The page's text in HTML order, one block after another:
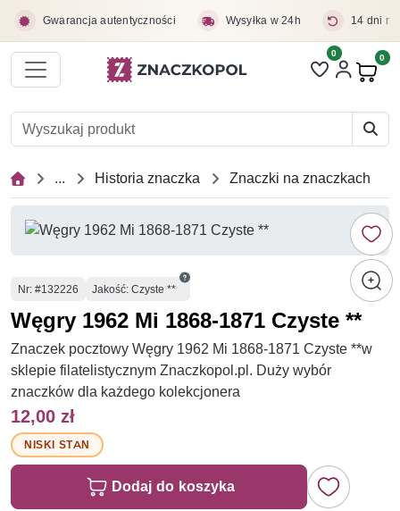
Gwarancja autentyczności Wysyłka w 24h 14 dni
Liczba pozycji
0 0
... Historia znaczka Znaczki na znaczkach
Numer
Nr: #132226 Jakość: Czyste **
Węgry 1962 Mi 1868-1871 Czyste **
Znaczek pocztowy Węgry 1962 Mi 1868-1871 Czyste **w
sklepie filatelistycznym Znaczkopol.pl. Duży wybór
znaczków dla każdego kolekcjonera
12,00 zł
NISKI STAN
Dodaj do koszyka